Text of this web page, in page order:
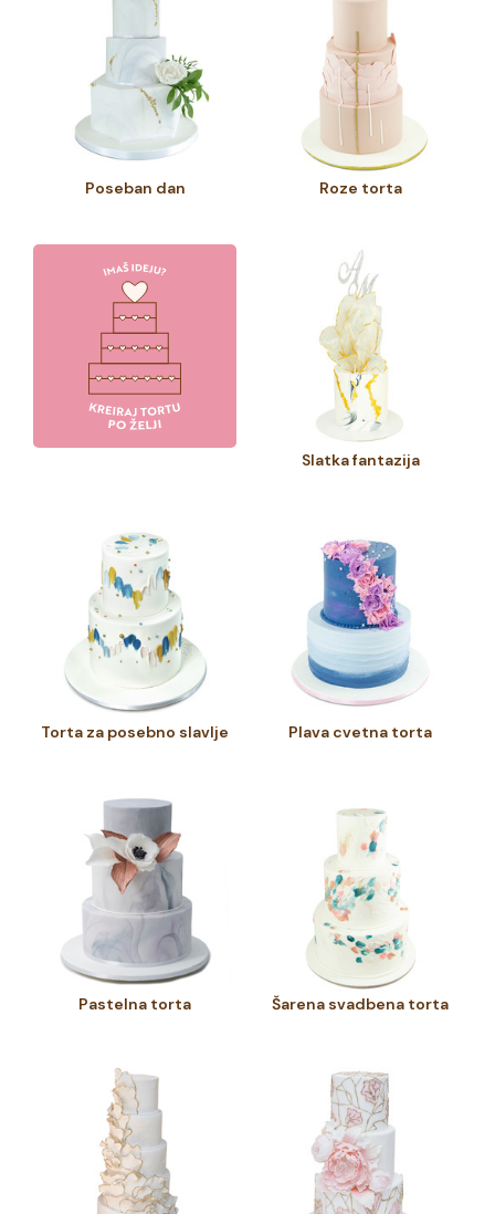
Poseban dan Roze torta
Slatka fantazija
Torta za posebno slavlje Plava cvetna torta
Pastelna torta Šarena svadbena torta